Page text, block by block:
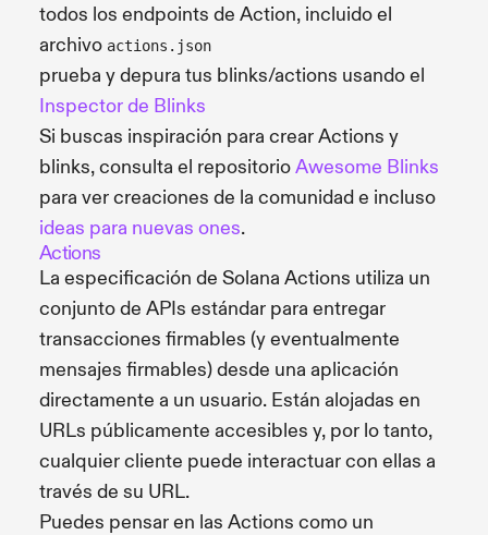
todos los endpoints de Action, incluido el
archivo actions.json
prueba y depura tus blinks/actions usando el
Inspector de Blinks
Si buscas inspiración para crear Actions y
blinks, consulta el repositorioAwesome Blinks
para ver creaciones de la comunidad e incluso
ideas para nuevas ones.
Actions
La especificación de Solana Actions utiliza un
conjunto de APIs estándar para entregar
transacciones firmables (y eventualmente
mensajes firmables) desde una aplicación
directamente a un usuario. Están alojadas en
URLs públicamente accesibles y, por lo tanto,
cualquier cliente puede interactuar con ellas a
través de su URL.
Puedes pensar en las Actions como un